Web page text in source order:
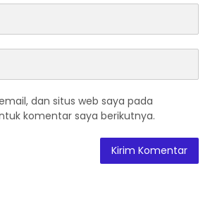
dan situs web saya pada
komentar saya berikutnya.